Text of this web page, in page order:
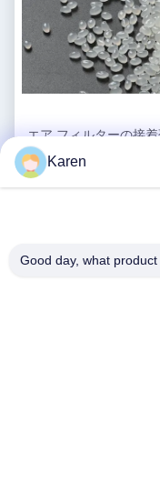
エア フィルターの接
エヴァの有毒な熱い溶解
着力25kg白い黄色無
Karen
Good day, what